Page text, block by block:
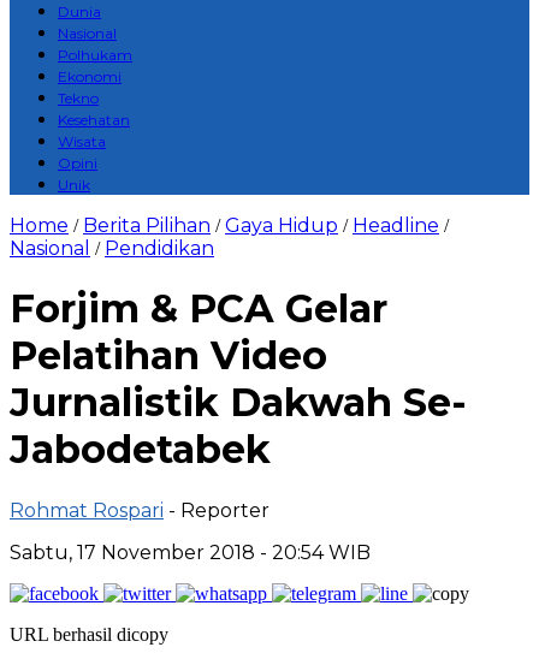
Dunia
Nasional
Polhukam
Ekonomi
Tekno
Kesehatan
Wisata
Opini
Unik
Home / Berita Pilihan /Gaya Hidup / Headline /
Nasional / Pendidikan
Forjim & PCA Gelar
Pelatihan Video
Jurnalistik Dakwah Se-
Jabodetabek
Rohmat Rospari - Reporter
Sabtu, 17 November 2018 - 20:54 WIB
URL berhasil dicopy